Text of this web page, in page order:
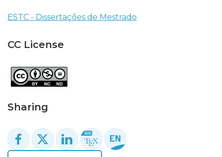
ESTC - Dissertações de Mestrado
CC License
Sharing